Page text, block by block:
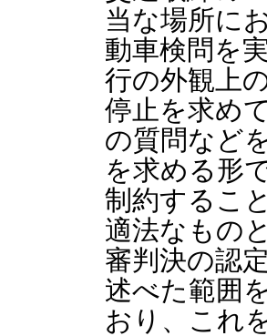
当な場所に
動車検問を
行の外観上
停止を求め
の質問など
を求める形
制約するこ
適法なもの
審判決の認
述べた範囲
おり、これ